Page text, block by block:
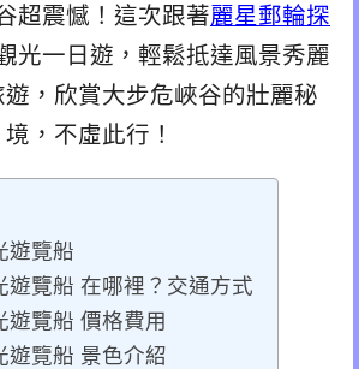
超震憾！這次跟著麗星郵輪探
光一日遊，輕鬆抵達風景秀麗
，欣賞大步危峽谷的壯麗秘
境，不虛此行！
遊覽船
遊覽船 在哪裡？交通方式
遊覽船 價格費用
遊覽船 景色介紹